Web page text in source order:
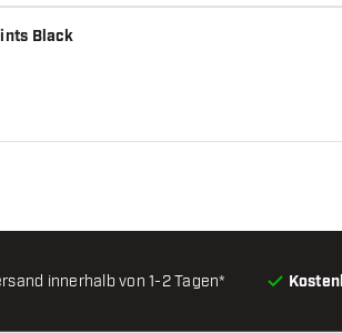
Black
innerhalb von 1-2 Tagen*